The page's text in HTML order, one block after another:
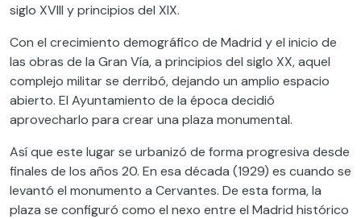
siglo XVIII y principios del XIX.
Con el crecimiento demográfico de Madrid y el inicio de
las obras de la Gran Vía, a principios del siglo XX, aquel
complejo militar se derribó, dejando un amplio espacio
abierto. El Ayuntamiento de la época decidió
aprovecharlo para crear una plaza monumental.
Así que este lugar se urbanizó de forma progresiva desde
finales de los años 20. En esa década (1929) es cuando se
levantó el monumento a Cervantes. De esta forma, la
plaza se configuró como el nexo entre el Madrid histórico